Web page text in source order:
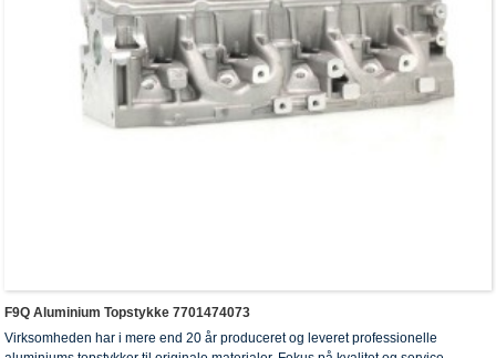
F9Q Aluminium Topstykke 7701474073
Virksomheden har i mere end 20 år produceret og leveret professionelle